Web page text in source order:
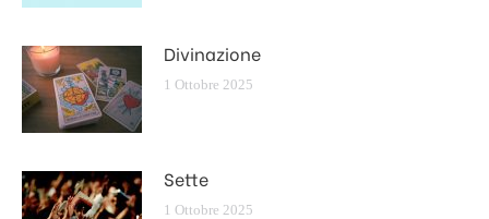
Divinazione
1 Ottobre 2025
Sette
1 Ottobre 2025